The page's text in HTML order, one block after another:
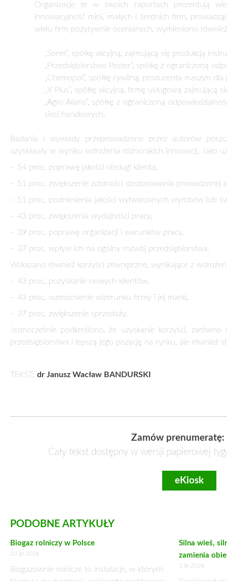
Organizacje te w swoich raportach prezentują
innowacyjność mini, małych i średnich firm,
wielu firm pozytywnie ocenianych, wymieniono
„Sonel”, spółkę akcyjną, zajmującą się produkcją
„Przedsiębiorstwo Poster”, spółkę z ograniczoną
„Chemopol”, spółkę cywilną, producenta maszyn
„X Plus”, spółkę akcyjną, firmę usługową zajmującą
„Agro Alians”, spółkę z ograniczoną
sieci handlowych.
Badania i wywiady przeprowadzone przez autorów
uzyskiwały w wyniku wdrożenia różnorakich innowacji. Jako
– 54 proc. poprawę jakości obsługi klienta,
– 51 proc. zwiększenie zdolności dostosowania prowadzonej
– 51 proc. podniesienia jakości wytwarzanych wyrobów lub
– 43 proc. zwiększenia wydajności pracy,
– 39 proc. poprawę organizacji i warunków pracy,
– 37 proc. wpływ ich na ogólny rozwój przedsiębiorstwa.
Wskazano również korzyści zewnętrzne, wynikające z
– 43 proc. pozyskanie nowych klientów,
– 43 proc. wzmocnienie wizerunku firmy i jej marki,
– 37 proc. zwiększenie sprzedaży.
Jednocześnie podkreślono, że uzyskanie korzyści,
przedsiębiorstwa i lepszą jego pozycję na rynku, ale również
TEKST: dr Janusz Wacław BANDURSKI
Zamów prenumeratę:
Cały tekst dostępny w wersji papierowej
eKiosk
PODOBNE ARTYKUŁY
Biogaz rolniczy w Polsce
23 lip 2026
Biogazownie rolnicze to instalacje, w których
Silna wieś,
zamienia
1 lip 2026